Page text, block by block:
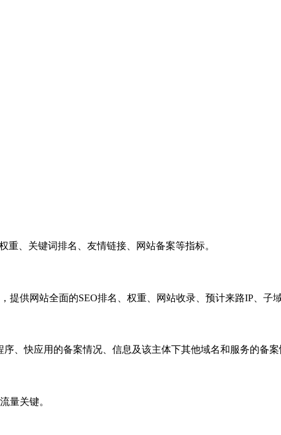
重、关键词排名、友情链接、网站备案等指标。
供网站全面的SEO排名、权重、网站收录、预计来路IP、子
、快应用的备案情况、信息及该主体下其他域名和服务的备案
量关键。